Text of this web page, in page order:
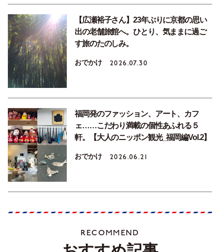
【広瀬裕子さん】23年ぶりに京都の思い
出の老舗旅館へ。ひとり、気ままに過ご
す旅のたのしみ。
おでかけ 2026.07.30
福岡発のファッション、アート、カフ
ェ……こだわり満載の個性あふれる５
軒。【大人のニッポン観光_福岡編Vol.2】
おでかけ 2026.06.21
RECOMMEND